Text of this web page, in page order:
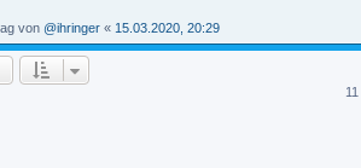
von @ihringer « 15.03.2020, 20:29